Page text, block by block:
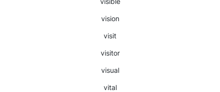
vision
visit
visitor
visual
vital